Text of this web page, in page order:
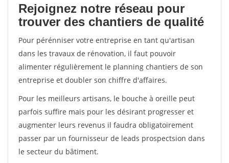
Rejoignez notre réseau pour
trouver des chantiers de qualité
Pour pérénniser votre entreprise en tant qu'artisan
dans les travaux de rénovation, il faut pouvoir
alimenter régulièrement le planning chantiers de son
entreprise et doubler son chiffre d'affaires.
Pour les meilleurs artisans, le bouche à oreille peut
parfois suffire mais pour les désirant progresser et
augmenter leurs revenus il faudra obligatoirement
passer par un fournisseur de leads prospectsion dans
le secteur du bâtiment.